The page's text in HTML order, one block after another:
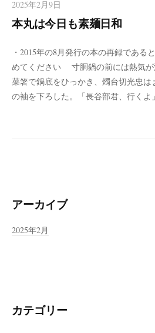
2025年2月9日
本丸は今日も素麺日和
・2015年の8月発行の本の再録である
めてください 寸胴鍋の前には熱気が
菜箸で鍋底をひっかき、燭台切光忠
の袖を下ろした。「長谷部君、行く
アーカイブ
2025年2月
カテゴリー